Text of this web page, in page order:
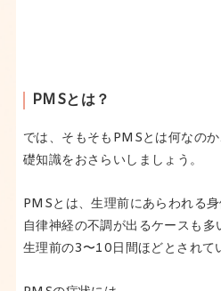
PMSとは？
では、そもそもPMSとは何なの
礎知識をおさらいしましょう。
PMSとは、生理前にあらわれる身
自律神経の不調が出るケースも
生理前の3〜10日間ほどとされて